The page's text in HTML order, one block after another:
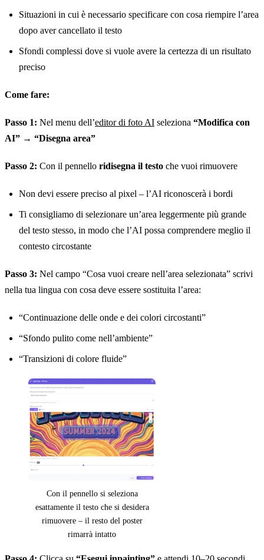
Situazioni in cui è necessario specificare con cosa riempire l’area
dopo aver cancellato il testo
Sfondi complessi dove si vuole avere la certezza di un risultato
preciso
Come fare:
Passo 1: Nel menu dell’editor di foto AI seleziona “Modifica con
AI” → “Disegna area”
Passo 2: Con il pennello ridisegna il testo che vuoi rimuovere
Non devi essere preciso al pixel – l’AI riconoscerà i bordi
Ti consigliamo di selezionare un’area leggermente più grande
del testo stesso, in modo che l’AI possa comprendere meglio il
contesto circostante
Passo 3: Nel campo “Cosa vuoi creare nell’area selezionata” scrivi
nella tua lingua con cosa deve essere sostituita l’area:
“Continuazione delle onde e dei colori circostanti”
“Sfondo pulito come nell’ambiente”
“Transizioni di colore fluide”
Con il pennello si seleziona
esattamente il testo che si desidera
rimuovere – il resto del poster
rimarrà intatto